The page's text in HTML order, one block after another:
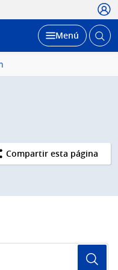
Desplegar
Menú Abrir
Compartir esta página